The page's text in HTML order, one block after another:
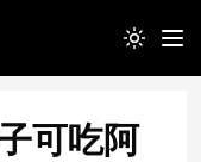
Toggle
可吃阿